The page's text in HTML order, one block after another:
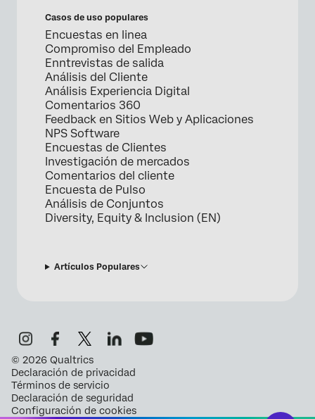
Casos de uso populares
Encuestas en linea
Compromiso del Empleado
Enntrevistas de salida
Análisis del Cliente
Análisis Experiencia Digital
Comentarios 360
Feedback en Sitios Web y Aplicaciones
NPS Software
Encuestas de Clientes
Investigación de mercados
Comentarios del cliente
Encuesta de Pulso
Análisis de Conjuntos
Diversity, Equity & Inclusion (EN)
Artículos Populares
© 2026 Qualtrics
Declaración de privacidad
Términos de servicio
Declaración de seguridad
Configuración de cookies